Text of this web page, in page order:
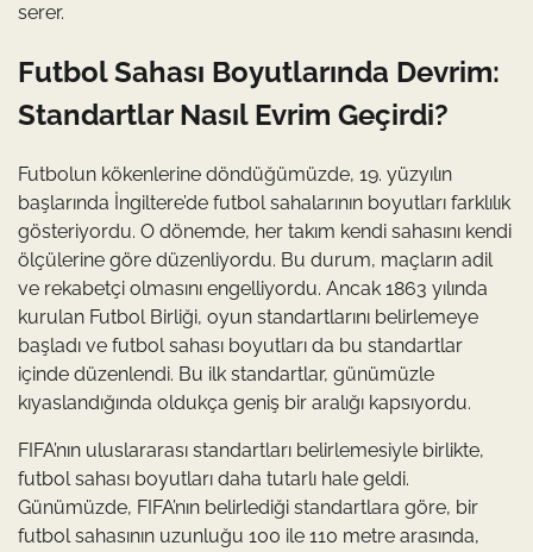
serer.
Futbol Sahası Boyutlarında Devrim:
Standartlar Nasıl Evrim Geçirdi?
Futbolun kökenlerine döndüğümüzde, 19. yüzyılın
başlarında İngiltere’de futbol sahalarının boyutları farklılık
gösteriyordu. O dönemde, her takım kendi sahasını kendi
ölçülerine göre düzenliyordu. Bu durum, maçların adil
ve rekabetçi olmasını engelliyordu. Ancak 1863 yılında
kurulan Futbol Birliği, oyun standartlarını belirlemeye
başladı ve futbol sahası boyutları da bu standartlar
içinde düzenlendi. Bu ilk standartlar, günümüzle
kıyaslandığında oldukça geniş bir aralığı kapsıyordu.
FIFA’nın uluslararası standartları belirlemesiyle birlikte,
futbol sahası boyutları daha tutarlı hale geldi.
Günümüzde, FIFA’nın belirlediği standartlara göre, bir
futbol sahasının uzunluğu 100 ile 110 metre arasında,